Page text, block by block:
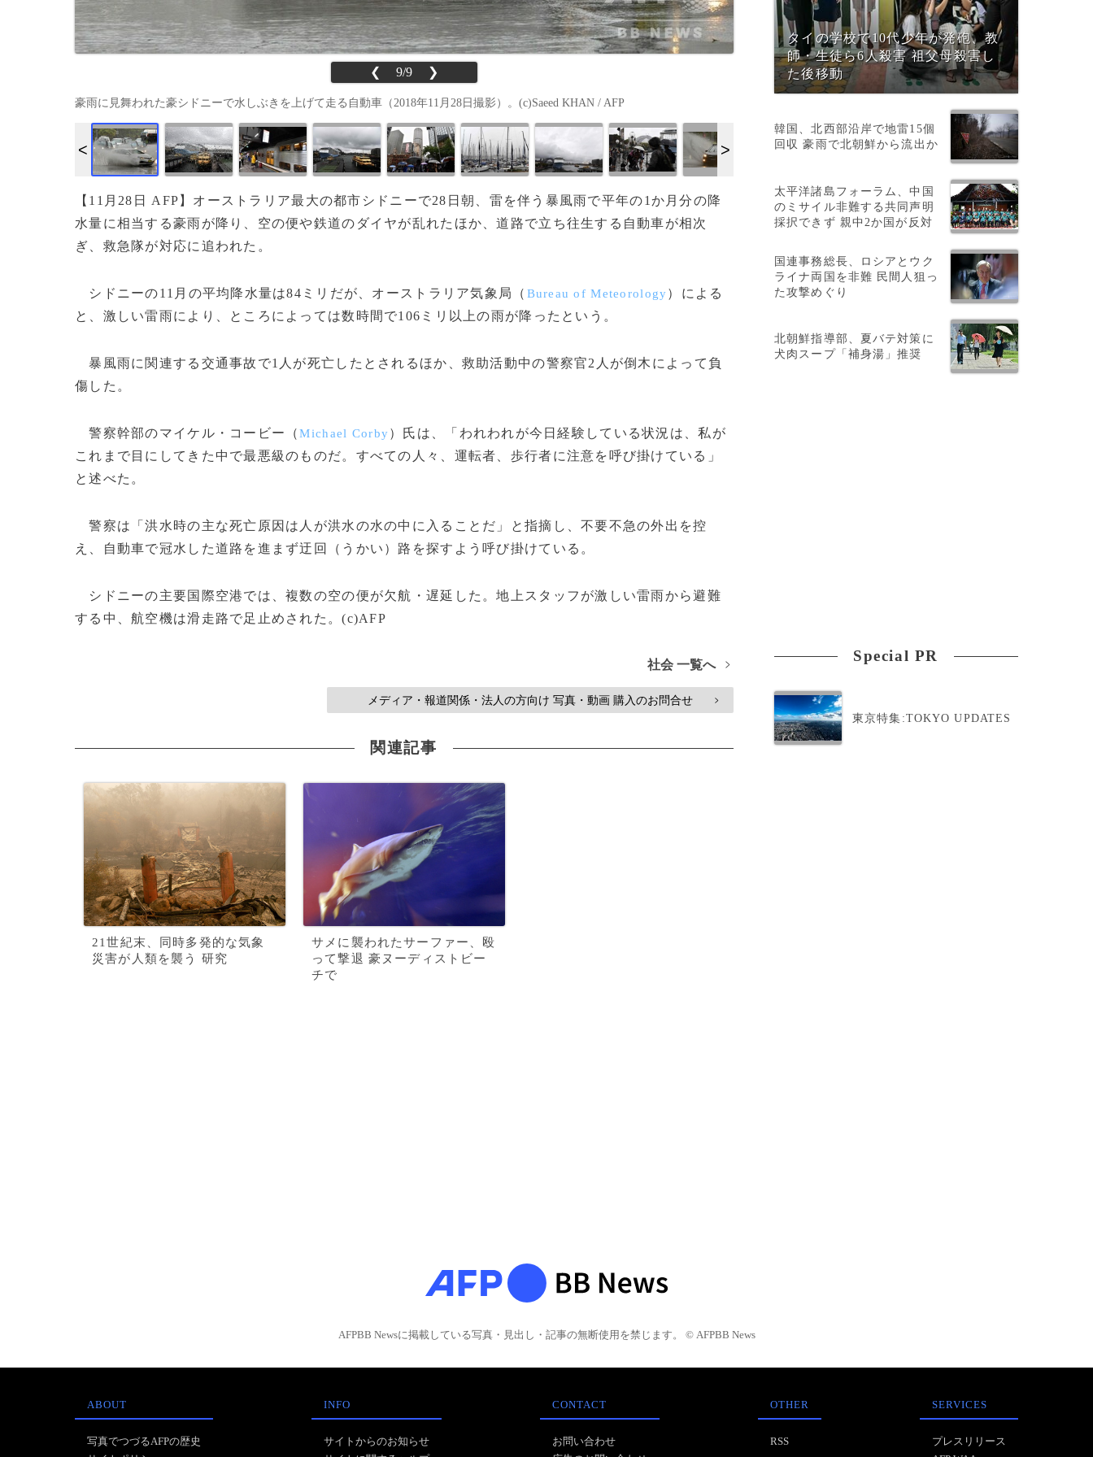
❮ 9/9 ❯
豪雨に見舞われた豪シドニーで水しぶきを上げて走る自動車（2018年11月28日撮影）。(c)Saeed KHAN / AFP
【11月28日 AFP】オーストラリア最大の都市シドニーで28日朝、雷を伴う暴風雨で平年の1か月分の降
水量に相当する豪雨が降り、空の便や鉄道のダイヤが乱れたほか、道路で立ち往生する自動車が相次
ぎ、救急隊が対応に追われた。
シドニーの11月の平均降水量は84ミリだが、オーストラリア気象局（ Bureau of Meteorology）による
と、激しい雷雨により、ところによっては数時間で106ミリ以上の雨が降ったという。
暴風雨に関連する交通事故で1人が死亡したとされるほか、救助活動中の警察官2人が倒木によって負
傷した。
警察幹部のマイケル・コービー（Michael Corby）氏は、「われわれが今日経験している状況は、私が
これまで目にしてきた中で最悪級のものだ。すべての人々、運転者、歩行者に注意を呼び掛けている」
と述べた。
警察は「洪水時の主な死亡原因は人が洪水の水の中に入ることだ」と指摘し、不要不急の外出を控
え、自動車で冠水した道路を進まず迂回（うかい）路を探すよう呼び掛けている。
シドニーの主要国際空港では、複数の空の便が欠航・遅延した。地上スタッフが激しい雷雨から避難
する中、航空機は滑走路で足止めされた。(c)AFP
社会 一覧へ >
メディア・報道関係・法人の方向け 写真・動画 購入のお問合せ >
関連記事
21世紀末、同時多発的な気象
災害が人類を襲う 研究
サメに襲われたサーファー、殴
って撃退 豪ヌーディストビー
チで
タイの学校で10代少年が発砲、教
師・生徒ら6人殺害 祖父母殺害し
た後移動
韓国、北西部沿岸で地雷15個
回収 豪雨で北朝鮮から流出か
太平洋諸島フォーラム、中国
のミサイル非難する共同声明
採択できず 親中2か国が反対
国連事務総長、ロシアとウク
ライナ両国を非難 民間人狙っ
た攻撃めぐり
北朝鮮指導部、夏バテ対策に
犬肉スープ「補身湯」推奨
Special PR
東京特集:TOKYO UPDATES
AFPBB Newsに掲載している写真・見出し・記事の無断使用を禁じます。 © AFPBB News
ABOUT
写真でつづるAFPの歴史
INFO
サイトからのお知らせ
CONTACT
お問い合わせ
OTHER
RSS
SERVICES
プレスリリース